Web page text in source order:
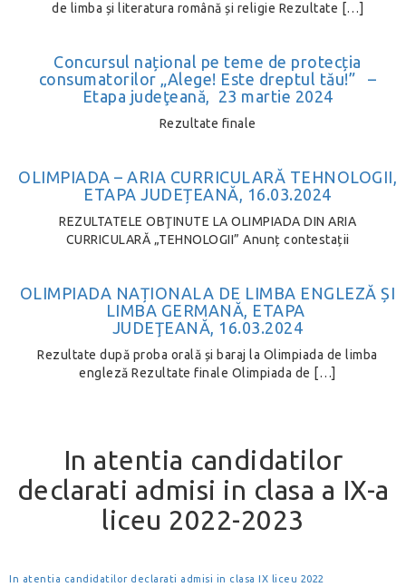
de limba și literatura română și religie Rezultate […]
Concursul național pe teme de protecția
consumatorilor „Alege! Este dreptul tău!” –
Etapa judeţeană, 23 martie 2024
Rezultate finale
OLIMPIADA – ARIA CURRICULARĂ TEHNOLOGII,
ETAPA JUDEȚEANĂ, 16.03.2024
REZULTATELE OBŢINUTE LA OLIMPIADA DIN ARIA
CURRICULARĂ „TEHNOLOGII” Anunț contestații
OLIMPIADA NAȚIONALA DE LIMBA ENGLEZĂ ȘI
LIMBA GERMANĂ, ETAPA
JUDEŢEANĂ, 16.03.2024
Rezultate după proba orală și baraj la Olimpiada de limba
engleză Rezultate finale Olimpiada de […]
In atentia candidatilor
declarati admisi in clasa a IX-a
liceu 2022-2023
In atentia candidatilor declarati admisi in clasa IX liceu 2022